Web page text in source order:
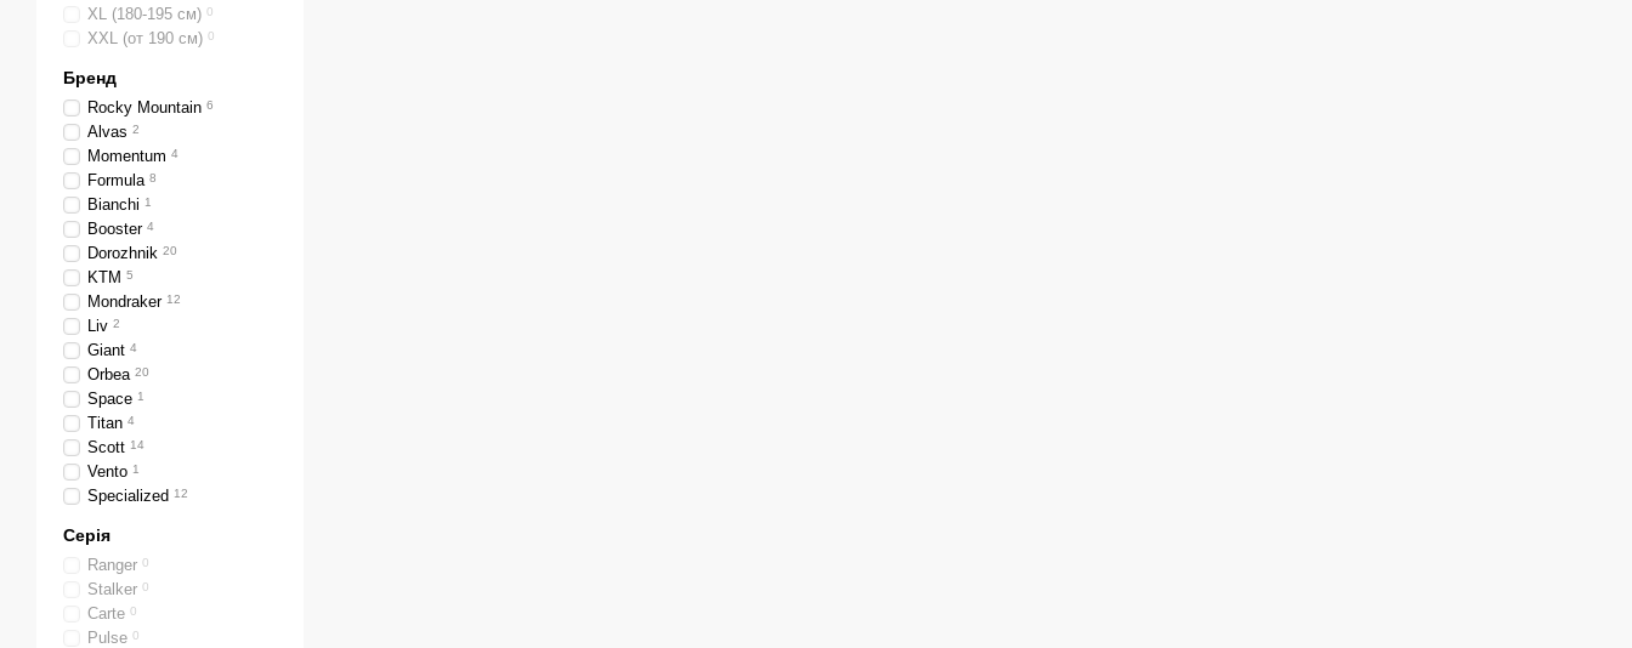
XL (180-195 см) 0
XXL (от 190 см) 0
Бренд
Rocky Mountain 6
Alvas 2
Momentum 4
Formula 8
Bianchi 1
Booster 4
Dorozhnik 20
KTM 5
Mondraker 12
Liv 2
Giant 4
Orbea 20
Space 1
Titan 4
Scott 14
Vento 1
Specialized 12
Серія
Ranger 0
Stalker 0
Carte 0
Pulse 0